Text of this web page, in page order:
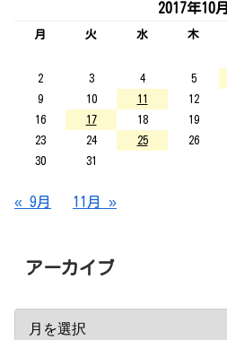
2017年10月
月 火 水 木
2
3 4 5
9
10 11 12
16
17 18 19
23
24 25 26
30
31
« 9月 11月 »
アーカイブ